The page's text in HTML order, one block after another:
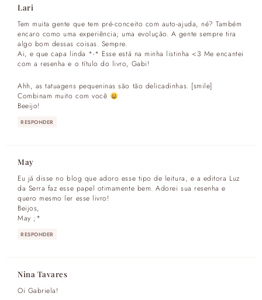
Lari
Tem muita gente que tem pré-conceito com auto-ajuda, né? Também
encaro como uma experiência; uma evolução. A gente sempre tira
algo bom dessas coisas. Sempre.
Ai, e que capa linda *-* Esse está na minha listinha <3 Me encantei
com a resenha e o título do livro, Gabi!
Ahh, as tatuagens pequeninas são tão delicadinhas. [smile]
Combinam muito com você
Beeijo!
RESPONDER
May
Eu já disse no blog que adoro esse tipo de leitura, e a editora Luz
da Serra faz esse papel otimamente bem. Adorei sua resenha e
quero mesmo ler esse livro!
Beijos,
May ;*
RESPONDER
Nina Tavares
Oi Gabriela!